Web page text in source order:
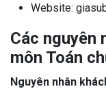
Website:
Các nguyên
môn Toán
Nguyên nhân